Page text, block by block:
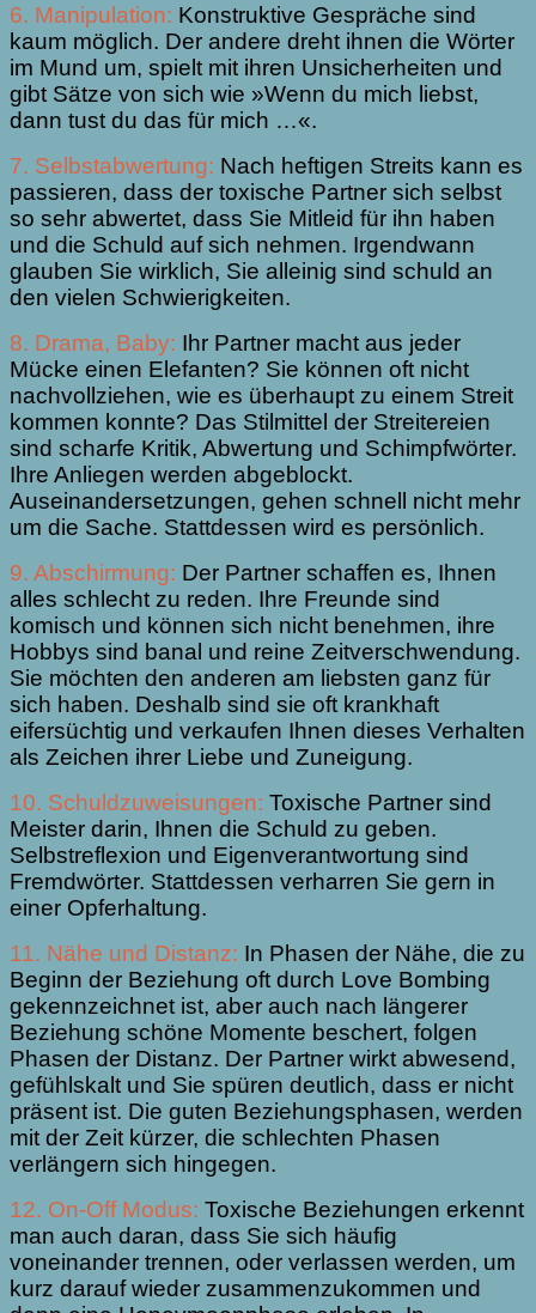
6. Manipulation: Konstruktive Gespräche sind
kaum möglich. Der andere dreht ihnen die Wörter
im Mund um, spielt mit ihren Unsicherheiten und
gibt Sätze von sich wie »Wenn du mich liebst,
dann tust du das für mich …«.
7. Selbstabwertung: Nach heftigen Streits kann es
passieren, dass der toxische Partner sich selbst
so sehr abwertet, dass Sie Mitleid für ihn haben
und die Schuld auf sich nehmen. Irgendwann
glauben Sie wirklich, Sie alleinig sind schuld an
den vielen Schwierigkeiten.
8. Drama, Baby: Ihr Partner macht aus jeder
Mücke einen Elefanten? Sie können oft nicht
nachvollziehen, wie es überhaupt zu einem Streit
kommen konnte? Das Stilmittel der Streitereien
sind scharfe Kritik, Abwertung und Schimpfwörter.
Ihre Anliegen werden abgeblockt.
Auseinandersetzungen, gehen schnell nicht mehr
um die Sache. Stattdessen wird es persönlich.
9. Abschirmung: Der Partner schaffen es, Ihnen
alles schlecht zu reden. Ihre Freunde sind
komisch und können sich nicht benehmen, ihre
Hobbys sind banal und reine Zeitverschwendung.
Sie möchten den anderen am liebsten ganz für
sich haben. Deshalb sind sie oft krankhaft
eifersüchtig und verkaufen Ihnen dieses Verhalten
als Zeichen ihrer Liebe und Zuneigung.
10. Schuldzuweisungen: Toxische Partner sind
Meister darin, Ihnen die Schuld zu geben.
Selbstreflexion und Eigenverantwortung sind
Fremdwörter. Stattdessen verharren Sie gern in
einer Opferhaltung.
11. Nähe und Distanz: In Phasen der Nähe, die zu
Beginn der Beziehung oft durch Love Bombing
gekennzeichnet ist, aber auch nach längerer
Beziehung schöne Momente beschert, folgen
Phasen der Distanz. Der Partner wirkt abwesend,
gefühlskalt und Sie spüren deutlich, dass er nicht
präsent ist. Die guten Beziehungsphasen, werden
mit der Zeit kürzer, die schlechten Phasen
verlängern sich hingegen.
12. On-Off Modus: Toxische Beziehungen erkennt
man auch daran, dass Sie sich häufig
voneinander trennen, oder verlassen werden, um
kurz darauf wieder zusammenzukommen und